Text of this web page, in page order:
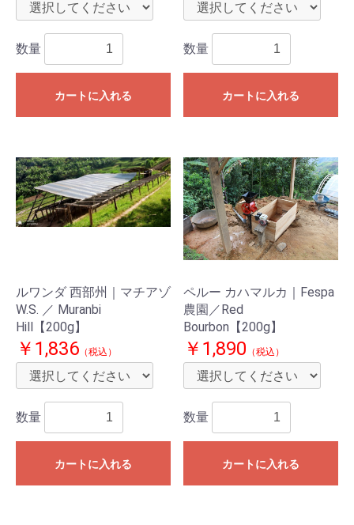
数量
カートに入れる
数量
カートに入れる
ルワンダ 西部州｜マチアゾ
W.S. ／ Muranbi
Hill【200g】
￥1,836 （税込）
数量
カートに入れる
ペルー カハマルカ｜Fespa
農園／Red
Bourbon【200g】
￥1,890 （税込）
数量
カートに入れる